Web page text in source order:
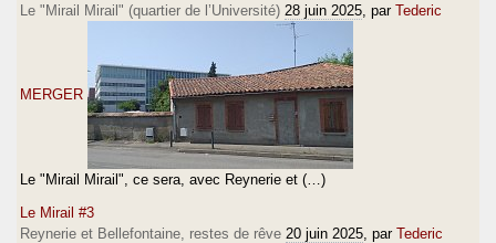
Le "Mirail Mirail" (quartier de l’Université) 28 juin 2025 , par Tederic
MERGER
Le "Mirail Mirail", ce sera, avec Reynerie et (…)
Le Mirail #3
Reynerie et Bellefontaine, restes de rêve 20 juin 2025 , par Tederic